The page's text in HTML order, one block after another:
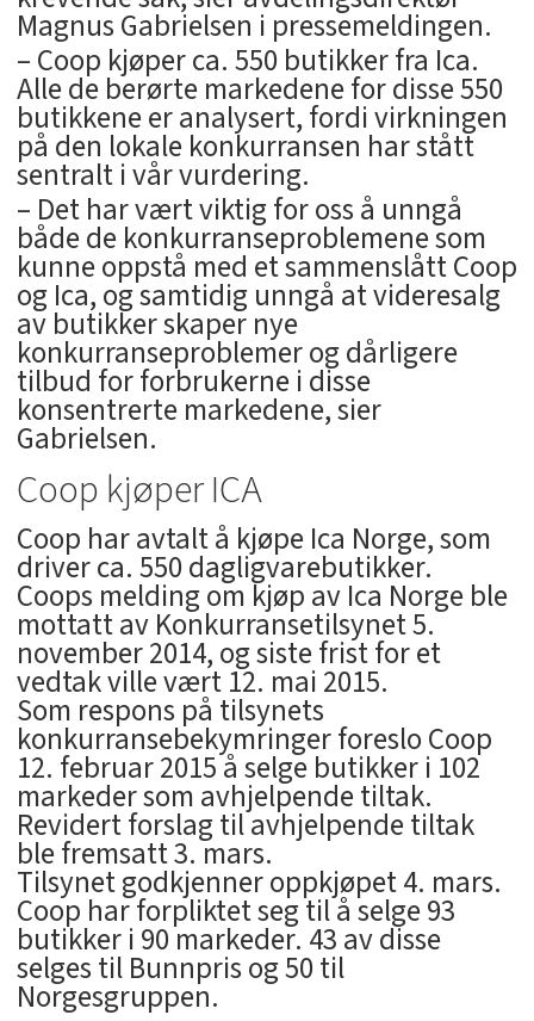
Magnus Gabrielsen i pressemeldingen.
– Coop kjøper ca. 550 butikker fra Ica.
Alle de berørte markedene for disse 550
butikkene er analysert, fordi virkningen
på den lokale konkurransen har stått
sentralt i vår vurdering.
– Det har vært viktig for oss å unngå
både de konkurranseproblemene som
kunne oppstå med et sammenslått Coop
og Ica, og samtidig unngå at videresalg
av butikker skaper nye
konkurranseproblemer og dårligere
tilbud for forbrukerne i disse
konsentrerte markedene, sier
Gabrielsen.
Coop kjøper ICA
Coop har avtalt å kjøpe Ica Norge, som
driver ca. 550 dagligvarebutikker.
Coops melding om kjøp av Ica Norge ble
mottatt av Konkurransetilsynet 5.
november 2014, og siste frist for et
vedtak ville vært 12. mai 2015.
Som respons på tilsynets
konkurransebekymringer foreslo Coop
12. februar 2015 å selge butikker i 102
markeder som avhjelpende tiltak.
Revidert forslag til avhjelpende tiltak
ble fremsatt 3. mars.
Tilsynet godkjenner oppkjøpet 4. mars.
Coop har forpliktet seg til å selge 93
butikker i 90 markeder. 43 av disse
selges til Bunnpris og 50 til
Norgesgruppen.